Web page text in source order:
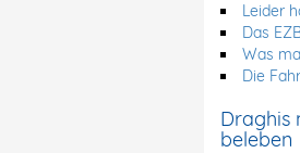
Leider
Das
Was
Die
Draghis
beleben